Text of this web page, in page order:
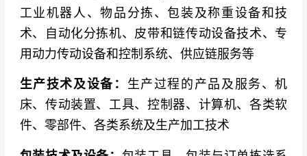
工业机器人、物品分拣、包装及称重设备和技
术、自动化分拣机、皮带和链传动设备技术、专
用动力传动设备和控制系统、供应链服务等
生产技术及设备： 生产过程的产品及服务、机
床、传动装置、工具、控制器、计算机、各类软
件、零部件、各类系统及生产加工技术